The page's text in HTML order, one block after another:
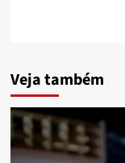
Veja também